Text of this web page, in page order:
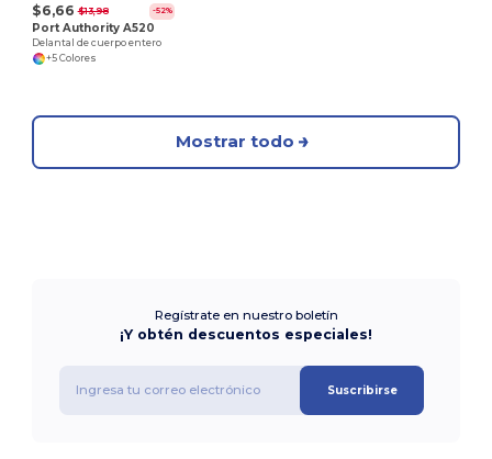
$6,66 $13,98 -52%
Port Authority A520
Delantal de cuerpo entero
+5 Colores
Mostrar todo
Regístrate en nuestro boletín
¡Y obtén descuentos especiales!
Suscribirse